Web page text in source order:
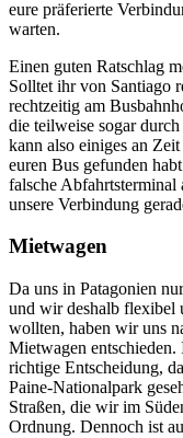
eure präferierte
warten.
Einen guten Ratschlag
Solltet ihr von Santiago
rechtzeitig am
die teilweise sogar
kann also einiges an
euren Bus gefunden
falsche
unsere Verbindung
Mietwagen
Da uns in Patagonien
und wir deshalb flexibel
wollten, haben wir uns
Mietwagen
richtige Entscheidung,
Paine-Nationalpark
Straßen, die wir im
Ordnung. Dennoch ist